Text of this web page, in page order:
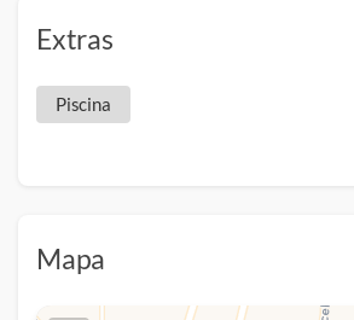
Extras
Piscina
Mapa